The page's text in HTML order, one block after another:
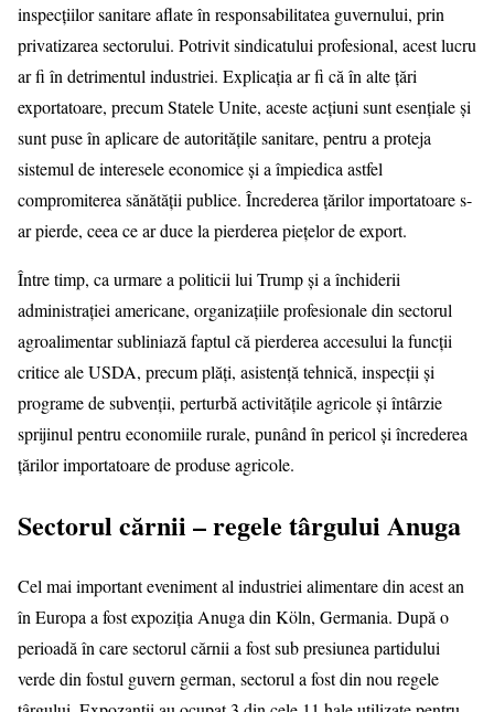
inspecțiilor sanitare aflate în responsabilitatea guvernului, prin
privatizarea sectorului. Potrivit sindicatului profesional, acest lucru
ar fi în detrimentul industriei. Explicația ar fi că în alte țări
exportatoare, precum Statele Unite, aceste acțiuni sunt esențiale și
sunt puse în aplicare de autoritățile sanitare, pentru a proteja
sistemul de interesele economice și a împiedica astfel
compromiterea sănătății publice. Încrederea țărilor importatoare s-
ar pierde, ceea ce ar duce la pierderea piețelor de export.
Între timp, ca urmare a politicii lui Trump și a închiderii
administrației americane, organizațiile profesionale din sectorul
agroalimentar subliniază faptul că pierderea accesului la funcții
critice ale USDA, precum plăți, asistență tehnică, inspecții și
programe de subvenții, perturbă activitățile agricole și întârzie
sprijinul pentru economiile rurale, punând în pericol și încrederea
țărilor importatoare de produse agricole.
Sectorul cărnii – regele târgului Anuga
Cel mai important eveniment al industriei alimentare din acest an
în Europa a fost expoziția Anuga din Köln, Germania. După o
perioadă în care sectorul cărnii a fost sub presiunea partidului
verde din fostul guvern german, sectorul a fost din nou regele